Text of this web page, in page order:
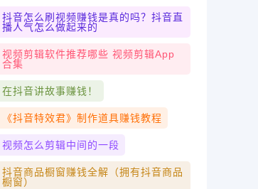
抖音怎么刷视频赚钱是真的吗？抖音直
播人气怎么做起来的
视频剪辑软件推荐哪些 视频剪辑app
合集
在抖音讲故事赚钱！
《抖音特效君》制作道具赚钱教程
视频怎么剪辑中间的一段
抖音商品橱窗赚钱全解（拥有抖音商品
橱窗）